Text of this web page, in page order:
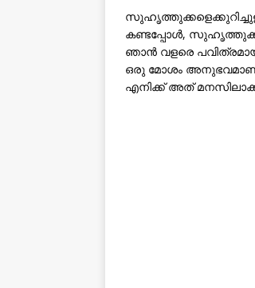
കണ്ടപ്പോൾ,
ഞാൻ വളരെ
ഒരു മോശം
എനിക്ക് അത്